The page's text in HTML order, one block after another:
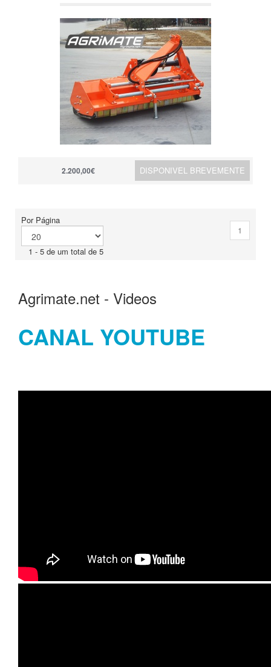
DISPONIVEL BREVEMENTE
2.200,00€
Por Página
1 - 5 de um total de 5
1
Agrimate.net - Videos
CANAL YOUTUBE